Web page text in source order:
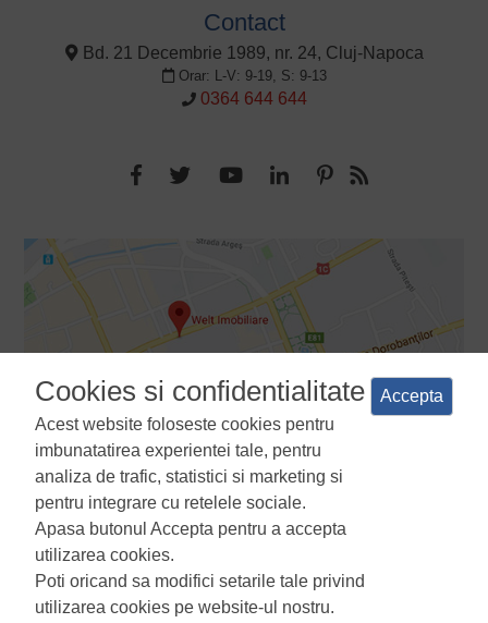
Contact
Bd. 21 Decembrie 1989, nr. 24, Cluj-Napoca
Orar: L-V: 9-19, S: 9-13
0364 644 644
Termeni si conditii Politica de confidentialitate
utilizare a cookie-urilor
Cookies si confidentialitate
Acest website foloseste cookies pentru
imbunatatirea experientei tale, pentru
analiza de trafic, statistici si marketing si
pentru integrare cu retelele sociale.
Apasa butonul Accepta pentru a accepta
utilizarea cookies.
Poti oricand sa modifici setarile tale privind
utilizarea cookies pe website-ul nostru.
Accepta